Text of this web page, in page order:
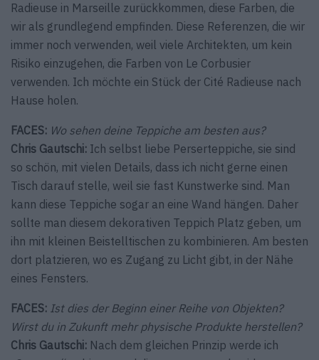
Radieuse in Marseille zurückkommen, diese Farben, die
wir als grundlegend empfinden. Diese Referenzen, die wir
immer noch verwenden, weil viele Architekten, um kein
Risiko einzugehen, die Farben von Le Corbusier
verwenden. Ich möchte ein Stück der Cité Radieuse nach
Hause holen.
FACES: Wo sehen deine Teppiche am besten aus?
Chris Gautschi: Ich selbst liebe Perserteppiche, sie sind
so schön, mit vielen Details, dass ich nicht gerne einen
Tisch darauf stelle, weil sie fast Kunstwerke sind. Man
kann diese Teppiche sogar an eine Wand hängen. Daher
sollte man diesem dekorativen Teppich Platz geben, um
ihn mit kleinen Beistelltischen zu kombinieren. Am besten
dort platzieren, wo es Zugang zu Licht gibt, in der Nähe
eines Fensters.
FACES: Ist dies der Beginn einer Reihe von Objekten?
Wirst du in Zukunft mehr physische Produkte herstellen?
Chris Gautschi: Nach dem gleichen Prinzip werde ich